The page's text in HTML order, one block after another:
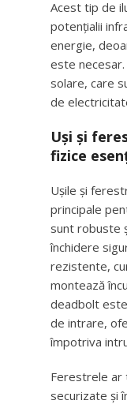
Acest tip de
potențialii
energie,
este
solare, care
de
Uși și
fizice
Ușile și
principale
sunt robuste
închidere
rezistente,
montează
deadbolt
de intrare,
împotriva
Ferestrele ar
securizate și